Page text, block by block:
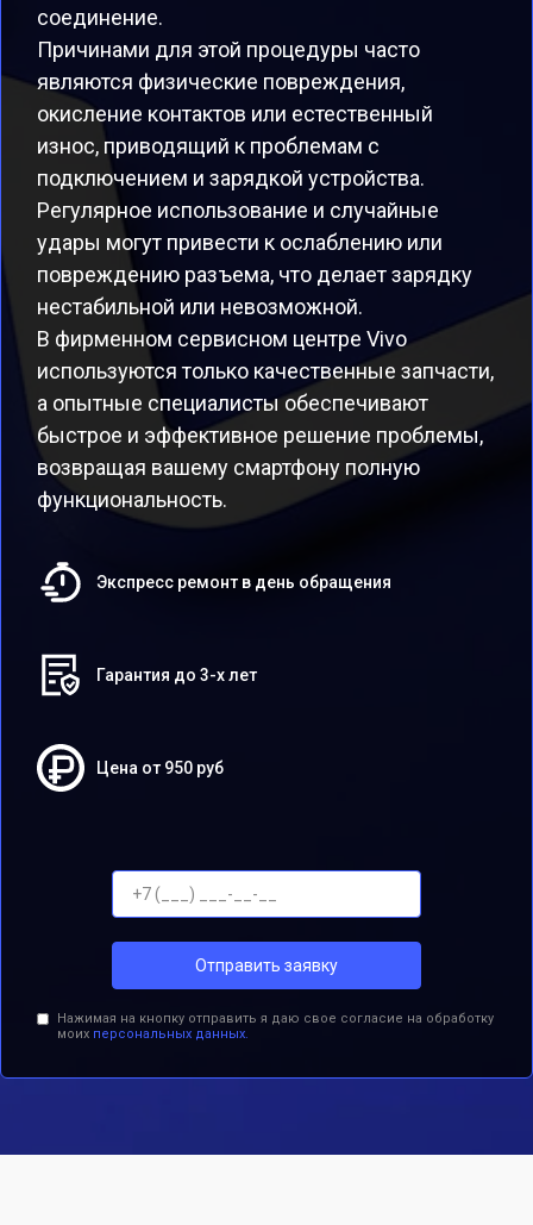
соединение.
Причинами для этой процедуры часто
являются физические повреждения,
окисление контактов или естественный
износ, приводящий к проблемам с
подключением и зарядкой устройства.
Регулярное использование и случайные
удары могут привести к ослаблению или
повреждению разъема, что делает зарядку
нестабильной или невозможной.
В фирменном сервисном центре Vivo
используются только качественные запчасти,
а опытные специалисты обеспечивают
быстрое и эффективное решение проблемы,
возвращая вашему смартфону полную
функциональность.
Экспресс ремонт в день обращения
Гарантия до 3-х лет
Цена от 950 руб
Отправить заявку
Нажимая на кнопку отправить я даю свое согласие на обработку
моих персональных данных.